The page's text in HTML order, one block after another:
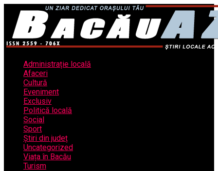
Administrație locală
Afaceri
Cultură
Eveniment
Exclusiv
Politică locală
Social
Sport
Știri din județ
Uncategorized
Viața în Bacău
Turism